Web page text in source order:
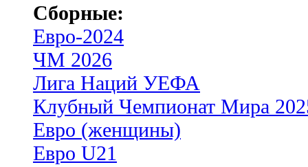
Сборные:
Евро-2024
ЧМ 2026
Лига Наций УЕФА
Клубный Чемпионат Мира
Евро (женщины)
Евро U21